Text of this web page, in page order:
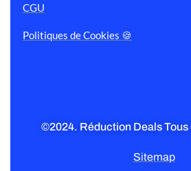
CGU
Politiques de Cookies 🍪
©2024. Réduction Deals
Sitemap